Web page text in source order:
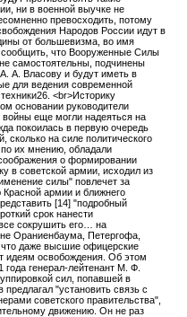
ни в военной выучке не
превосходить, потому
Народов России идут в
от большевизма, во имя
что Вооруженные Силы
самостоятельны, подчинены
А. Власову и будут иметь в
для ведения современной
<br>Историку
основании руководители
еще могли надеяться на
покоилась в первую очередь
сколько на силе политического
по их мнению, обладали
о формировании
в советской армии, исходил из
силы" повлечет за
армии и ближнего
[14] "подробный
срок нанести
сокрушить его… на
Ораниенбаума, Петергофа,
даже высшие офицерские
идеям освобождения. Об этом
года генерал-лейтенант М. Ф.
сил, попавшей в
"установить связь с
советского правительства",
движению. Он не раз